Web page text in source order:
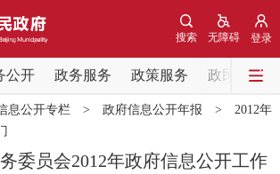
登录
无障碍
搜索
公开 政务服务 政策服务 政民互动
国务院信息 中央部委动态
会议信息 部门动态
息公开专栏> 政府信息公开年报 > 2012年
委员会2012年政府信息公开工作